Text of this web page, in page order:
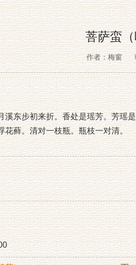
菩萨蛮
作者：梅窗
溪东步初来折。香处是瑶芳。芳瑶
花藓。清对一枝瓶。瓶枝一对清。